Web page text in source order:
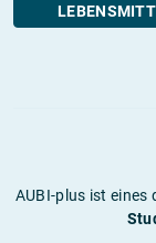
AUBI-plus ist eines